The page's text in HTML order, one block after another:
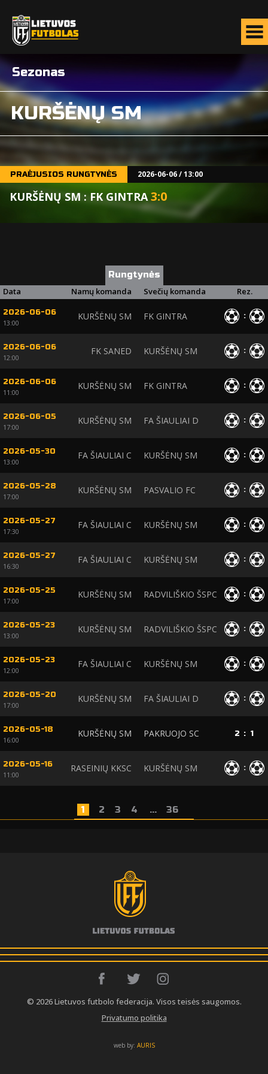
Sezonas
KURŠĖNŲ SM
PRAĖJUSIOS RUNGTYNĖS 2026-06-06 / 13:00
KURŠĖNŲ SM : FK GINTRA3:0
Rungtynės
Data
Namų komanda Svečių komanda Rez.
2026-06-06
13:00
KURŠĖNŲ SM FK GINTRA :
2026-06-06
12:00
FK SANED KURŠĖNŲ SM :
2026-06-06
11:00
KURŠĖNŲ SM FK GINTRA :
2026-06-05
17:00
KURŠĖNŲ SM FA ŠIAULIAI D :
2026-05-30
13:00
FA ŠIAULIAI C KURŠĖNŲ SM :
2026-05-28
17:00
KURŠĖNŲ SM PASVALIO FC :
2026-05-27
17:30
FA ŠIAULIAI C KURŠĖNŲ SM :
2026-05-27
16:30
FA ŠIAULIAI C KURŠĖNŲ SM :
2026-05-25
17:00
KURŠĖNŲ SM RADVILIŠKIO ŠSPC :
2026-05-23
13:00
KURŠĖNŲ SM RADVILIŠKIO ŠSPC :
2026-05-23
12:00
FA ŠIAULIAI C KURŠĖNŲ SM :
2026-05-20
17:00
KURŠĖNŲ SM FA ŠIAULIAI D :
2026-05-18
16:00
KURŠĖNŲ SM PAKRUOJO SC 2 : 1
2026-05-16
11:00
RASEINIŲ KKSC KURŠĖNŲ SM :
1 2 3 4 ... 36
© 2026 Lietuvos futbolo federacija. Visos teisės saugomos.
Privatumo politika
web by: AURIS